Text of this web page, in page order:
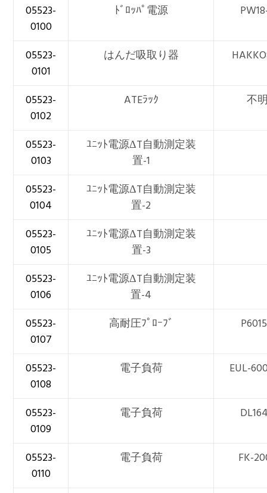
05523-
0100
ﾄﾞﾛｯﾊﾟ電源
05523-
0101
はんだ吸取り器
05523-
0102
ATEﾗｯｸ 不
05523-
0103
ﾕﾆｯﾄ電源ΔT自動測定装
置-1
05523-
0104
ﾕﾆｯﾄ電源ΔT自動測定装
置-2
05523-
0105
ﾕﾆｯﾄ電源ΔT自動測定装
置-3
05523-
0106
ﾕﾆｯﾄ電源ΔT自動測定装
置-4
05523-
0107
高耐圧ﾌﾟﾛｰﾌﾞ
05523-
0108
電子負荷 EUL-
05523-
0109
電子負荷
05523-
0110
電子負荷 FK-